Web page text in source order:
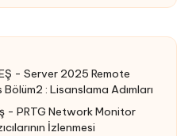
-Server 2025 Remote
: Lisanslama Adımları
-PRTG Network Monitor
İzlenmesi